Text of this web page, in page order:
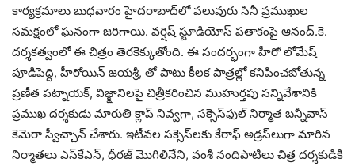
కార్యక్రమాలు బుధవారం హైదరాబాద్‌లో పలువురు సినీ ప్రముఖుల
సమక్షంలో ఘనంగా జరిగాయి. వర్షిష్‌ స్టూడియోస్‌ పతాకంపై ఆనంద్‌.కె.
దర్శకత్వంలో ఈ చిత్రం తెరకెక్కుతోంది. ఈ సందర్భంగా హీరో లోమేష్‌
పూడిపెద్ది, హీరోయిన్‌ జయశ్రీ‌, తో పాటు కీలక పాత్రల్లో కనిపించబోతున్న
ప్రణీత పట్నాయక్‌, విజ్క్షానిలపై చిత్రీకరించిన ముహుర్తపు సన్నివేశానికి
ప్రముఖ దర్శకుడు మారుతి క్లాప్‌ నివ్వగా, సక్సెస్‌ఫుల్ నిర్మాత బన్నీవాస్‌
కెమెరా స్వీచ్చాన్‌ చేశారు. ఇటీవల సక్సెస్‌లకు కేరాఫ్‌ అడ్రస్‌లుగా మారిన
నిర్మాతలు ఎస్‌కేఎన్‌, ధీరజ్‌ మొగిలినేని, వంశీ నందిపాటిలు చిత్ర దర్శకుడికి